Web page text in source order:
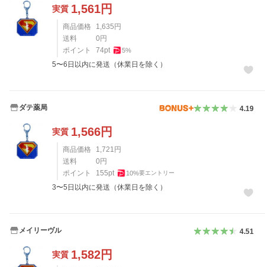
実質 1,561円
商品価格 1,635円
送料
0円
ポイント
74pt 5%
5〜6日以内に発送（休業日を除く）
ダテ薬局 4.19
実質 1,566円
商品価格 1,721 円
送料
0円
ポイント
155pt 10%要エントリー
3〜5日以内に発送（休業日を除く）
メイリーヴル 4.51
実質 1,582円